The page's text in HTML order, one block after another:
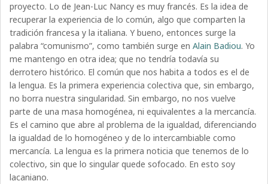
proyecto. Lo de Jean-Luc Nancy es muy francés. Es la idea de
recuperar la experiencia de lo común, algo que comparten la
tradición francesa y la italiana. Y bueno, entonces surge la
palabra “comunismo”, como también surge enAlain Badiou. Yo
me mantengo en otra idea; que no tendría todavía su
derrotero histórico. El común que nos habita a todos es el de
la lengua. Es la primera experiencia colectiva que, sin embargo,
no borra nuestra singularidad. Sin embargo, no nos vuelve
parte de una masa homogénea, ni equivalentes a la mercancía.
Es el camino que abre al problema de la igualdad, diferenciando
la igualdad de lo homogéneo y de lo intercambiable como
mercancía. La lengua es la primera noticia que tenemos de lo
colectivo, sin que lo singular quede sofocado. En esto soy
lacaniano.